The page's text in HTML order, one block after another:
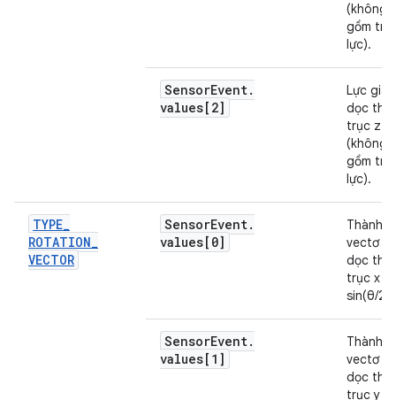
(không
gồm
lực).
SensorEvent.
values[2]
Lực gia
dọc
trục z
(không
gồm
lực).
TYPE_
ROTATION_
VECTOR
SensorEvent.
values[0]
Thành
vectơ
dọc
trục x
sin(θ/
SensorEvent.
values[1]
Thành
vectơ
dọc
trục y